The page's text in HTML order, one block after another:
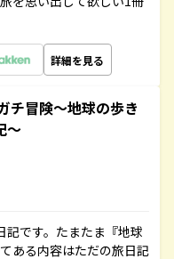
詳細を見る
チ冒険～地球の歩き
～
です。たまたま『地球
ある内容はただの旅日記